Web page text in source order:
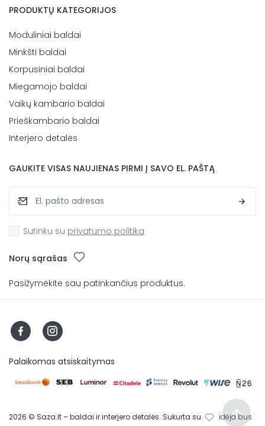
PRODUKTŲ KATEGORIJOS
Moduliniai baldai
Minkšti baldai
Korpusiniai baldai
Miegamojo baldai
Vaikų kambario baldai
Prieškambario baldai
Interjero detalės
GAUKITE VISAS NAUJIENAS PIRMI Į SAVO EL. PAŠTĄ
Sutinku su privatumo politika
Norų sąrašas
Pasižymėkite sau patinkančius produktus.
Palaikomas atsiskaitymas
2026 © Saza.lt – baldai ir interjero detalės. Sukurta su idėja bus